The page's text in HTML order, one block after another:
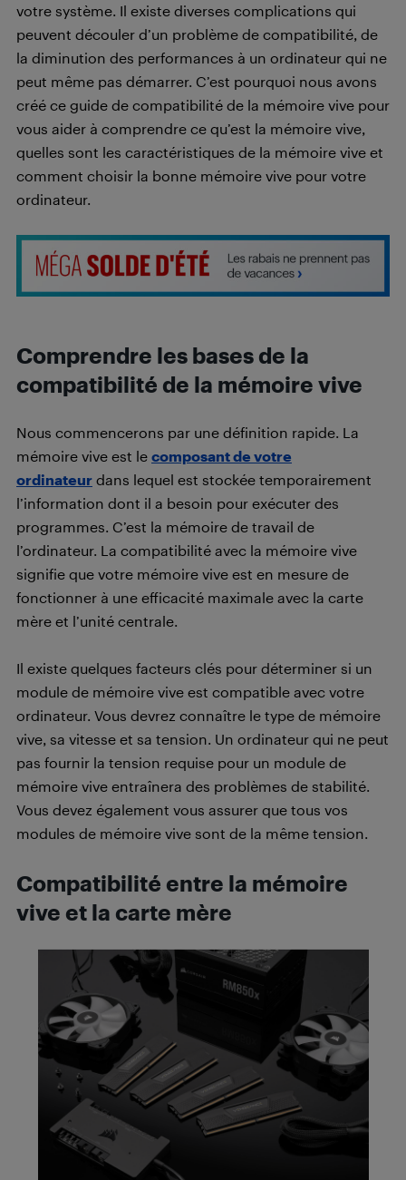
votre système. Il existe diverses complications qui
peuvent découler d’un problème de compatibilité, de
la diminution des performances à un ordinateur qui ne
peut même pas démarrer. C’est pourquoi nous avons
créé ce guide de compatibilité de la mémoire vive pour
vous aider à comprendre ce qu’est la mémoire vive,
quelles sont les caractéristiques de la mémoire vive et
comment choisir la bonne mémoire vive pour votre
ordinateur.
Comprendre les bases de la
compatibilité de la mémoire vive
Nous commencerons par une définition rapide. La
mémoire vive est le composant de votre
ordinateur dans lequel est stockée temporairement
l’information dont il a besoin pour exécuter des
programmes. C’est la mémoire de travail de
l’ordinateur. La compatibilité avec la mémoire vive
signifie que votre mémoire vive est en mesure de
fonctionner à une efficacité maximale avec la carte
mère et l’unité centrale.
Il existe quelques facteurs clés pour déterminer si un
module de mémoire vive est compatible avec votre
ordinateur. Vous devrez connaître le type de mémoire
vive, sa vitesse et sa tension. Un ordinateur qui ne peut
pas fournir la tension requise pour un module de
mémoire vive entraînera des problèmes de stabilité.
Vous devez également vous assurer que tous vos
modules de mémoire vive sont de la même tension.
Compatibilité entre la mémoire
vive et la carte mère